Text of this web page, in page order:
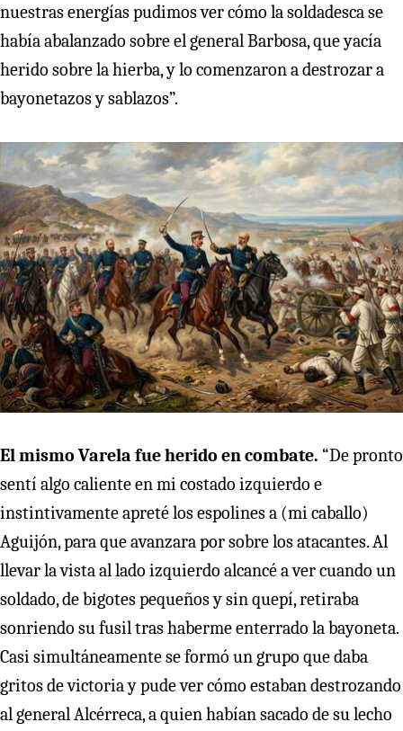
nuestras energías pudimos ver cómo la soldadesca se
había abalanzado sobre el general Barbosa, que yacía
herido sobre la hierba, y lo comenzaron a destrozar a
bayonetazos y sablazos”.
El mismo Varela fue herido en combate. “De pronto
sentí algo caliente en mi costado izquierdo e
instintivamente apreté los espolines a (mi caballo)
Aguijón, para que avanzara por sobre los atacantes. Al
llevar la vista al lado izquierdo alcancé a ver cuando un
soldado, de bigotes pequeños y sin quepí, retiraba
sonriendo su fusil tras haberme enterrado la bayoneta.
Casi simultáneamente se formó un grupo que daba
gritos de victoria y pude ver cómo estaban destrozando
al general Alcérreca, a quien habían sacado de su lecho